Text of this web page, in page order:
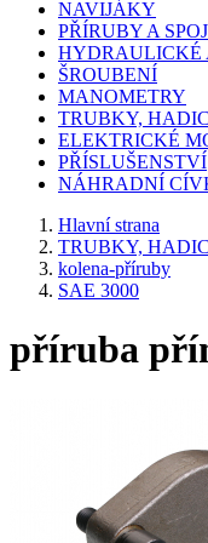
NAVIJÁKY
PŘÍRUBY A
HYDRAULICKÉ
ŠROUBENÍ
MANOMETRY
TRUBKY,
ELEKTRICKÉ
PŘÍSLUŠENSTVÍ
NÁHRADNÍ
Hlavní strana
TRUBKY,
kolena-příruby
SAE 3000
příruba